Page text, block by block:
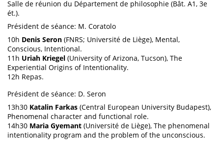
Salle de réunion du Département de philosophie (Bât. A1, 3e
ét.).
Président de séance: M. Coratolo
10h Denis Seron (FNRS; Université de Liège), Mental,
Conscious, Intentional.
11h Uriah Kriegel (University of Arizona, Tucson), The
Experiential Origins of Intentionality.
12h Repas.
Président de séance: D. Seron
13h30 Katalin Farkas (Central European University Budapest),
Phenomenal character and functional role.
14h30 Maria Gyemant (Université de Liège), The phenomenal
intentionality program and the problem of the unconscious.